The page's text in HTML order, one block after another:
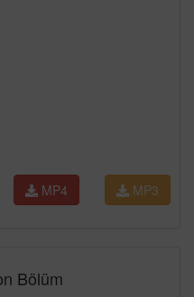
MP3
MP4
Bölüm